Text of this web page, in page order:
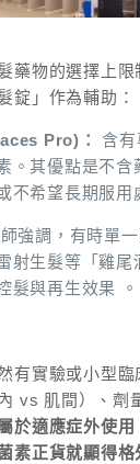
藥物的選擇上
錠」作為輔助：
Pro)：
含
。其優點是不含
不希望長期服用
強調，有時單
射生髮等「雞尾
髮與再生效果 。
有實驗或小型
vs 肌間）、劑
於適應症外使
素正貨就顯得格